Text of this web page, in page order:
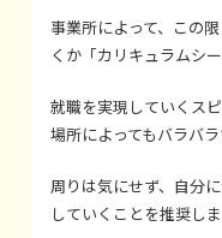
事業所によって、この
くか「カリキュラムシ
就職を実現していくス
場所によってもバラバラ
周りは気にせず、自分
していくことを推奨しま